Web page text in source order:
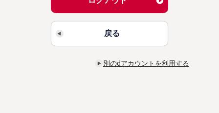
戻る
別のdアカウントを利用する